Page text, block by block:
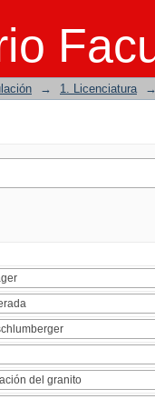
→ 1. Licenciatura